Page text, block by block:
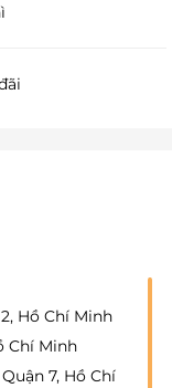
Hồ Chí Minh
Chí Minh
7, Hồ Chí